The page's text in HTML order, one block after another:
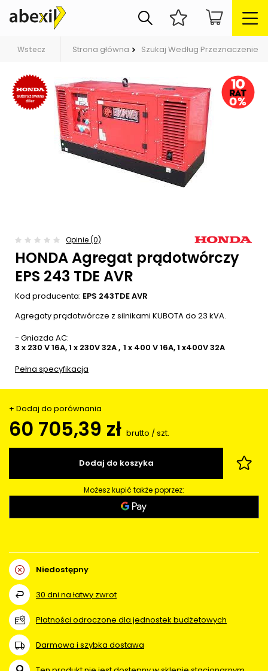
Wstecz Strona główna Szukaj Według Przeznaczenie
Opinie (0)
HONDA Agregat prądotwórczy
EPS 243 TDE AVR
Kod producenta: EPS 243TDE AVR
Agregaty prądotwórcze z silnikami KUBOTA do 23 kVA.
- Gniazda AC
3 x 230 V 16A, 1 x 230V 32A 1 x 400 V 16A, 1 x400V 32A
Pełna specyfikacja
+ Dodaj do porównania
60 705,39 zł brutto /szt.
Dodaj do koszyka
Możesz kupić także poprzez:
Niedostępny
30 dni na łatwy zwrot
Płatności odroczone dla jednostek budżetowych
Darmowa i szybka dostawa